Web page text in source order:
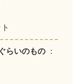
らいのもの
：